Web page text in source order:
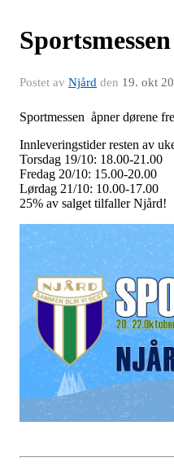
Postet av Njård den 19. okt
Sportmessen åpner dørene
Innleveringstider resten av
Torsdag 19/10: 18.00-21.00
Fredag 20/10: 15.00-20.00
Lørdag 21/10: 10.00-17.00
25% av salget tilfaller Njård!